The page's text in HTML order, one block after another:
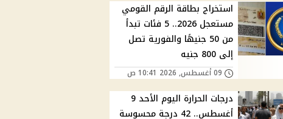
استخراج بطاقة الرقم القومي
مستعجل 2026.. 5 فئات تبدأ
من 50 جنيهًا والفورية تصل
إلى 800 جنيه
09 أغسطس, 2026 10:41 ص
درجات الحرارة اليوم الأحد 9
أغسطس.. 42 درجة محسوسة